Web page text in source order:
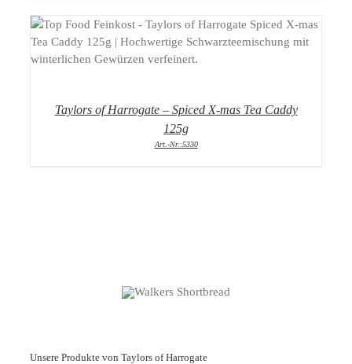
DETAILS
Taylors of Harrogate – Spiced X-mas Tea Caddy
125g
Art.-Nr.:5330
Unsere Produkte von Taylors of Harrogate